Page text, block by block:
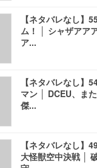
【ネタバレなし】
ム！ │ シャザアア
ア...
【ネタバレなし】
マン │ DCEU、ま
傑...
【ネタバレなし】
大怪獣空中決戦 │